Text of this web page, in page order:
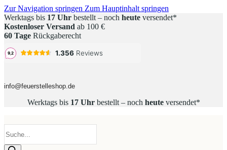
Zur Navigation springen Zum Hauptinhalt springen
Werktags bis 17 Uhr bestellt – noch heute versendet*
Kostenloser Versand ab 100 €
60 Tage Rückgaberecht
info@feuerstelleshop.de
Werktags bis 17 Uhrbestellt – noch heuteversendet*
search